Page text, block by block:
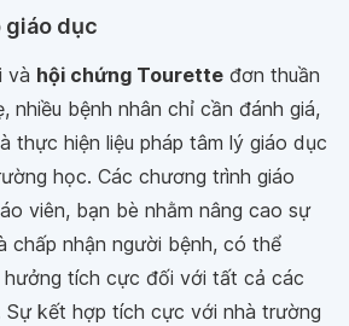
giáo dục
và hội chứng Tourette đơn thuần
nhiều bệnh nhân chỉ cần đánh giá,
thực hiện liệu pháp tâm lý giáo dục
học. Các chương trình giáo
viên, bạn bè nhằm nâng cao sự
chấp nhận người bệnh, có thể
hưởng tích cực đối với tất cả các
Sự kết hợp tích cực với nhà trường